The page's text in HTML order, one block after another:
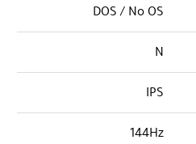
DOS / No OS
N
IPS
144Hz